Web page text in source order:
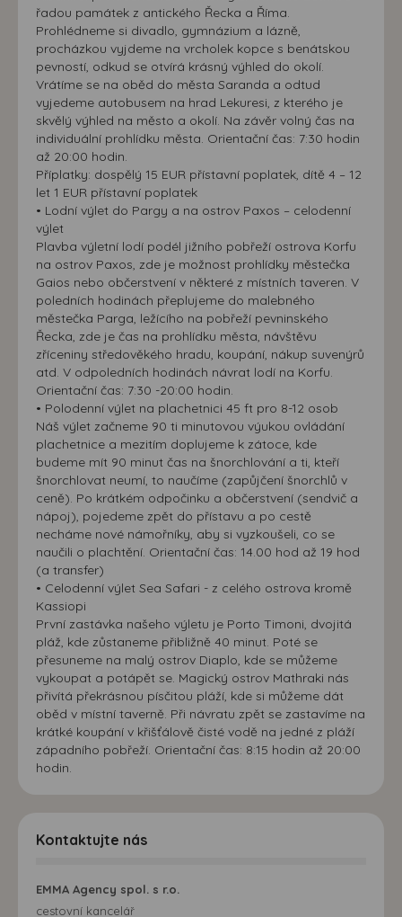
řadou památek z antického Řecka a Říma.
Prohlédneme si divadlo, gymnázium a lázně,
procházkou vyjdeme na vrcholek kopce s benátskou
pevností, odkud se otvírá krásný výhled do okolí.
Vrátíme se na oběd do města Saranda a odtud
vyjedeme autobusem na hrad Lekuresi, z kterého je
skvělý výhled na město a okolí. Na závěr volný čas na
individuální prohlídku města. Orientační čas: 7:30 hodin
až 20:00 hodin.
Příplatky: dospělý 15 EUR přístavní poplatek, dítě 4 – 12
let 1 EUR přístavní poplatek
• Lodní výlet do Pargy a na ostrov Paxos – celodenní
výlet
Plavba výletní lodí podél jižního pobřeží ostrova Korfu
na ostrov Paxos, zde je možnost prohlídky městečka
Gaios nebo občerstvení v některé z místních taveren. V
poledních hodinách přeplujeme do malebného
městečka Parga, ležícího na pobřeží pevninského
Řecka, zde je čas na prohlídku města, návštěvu
zříceniny středověkého hradu, koupání, nákup suvenýrů
atd. V odpoledních hodinách návrat lodí na Korfu.
Orientační čas: 7:30 -20:00 hodin.
• Polodenní výlet na plachetnici 45 ft pro 8-12 osob
Náš výlet začneme 90 ti minutovou výukou ovládání
plachetnice a mezitím doplujeme k zátoce, kde
budeme mít 90 minut čas na šnorchlování a ti, kteří
šnorchlovat neumí, to naučíme (zapůjčení šnorchlů v
ceně). Po krátkém odpočinku a občerstvení (sendvič a
nápoj), pojedeme zpět do přístavu a po cestě
necháme nové námořníky, aby si vyzkoušeli, co se
naučili o plachtění. Orientační čas: 14.00 hod až 19 hod
(a transfer)
• Celodenní výlet Sea Safari - z celého ostrova kromě
Kassiopi
První zastávka našeho výletu je Porto Timoni, dvojitá
pláž, kde zůstaneme přibližně 40 minut. Poté se
přesuneme na malý ostrov Diaplo, kde se můžeme
vykoupat a potápět se. Magický ostrov Mathraki nás
přivítá překrásnou písčitou pláží, kde si můžeme dát
oběd v místní taverně. Při návratu zpět se zastavíme na
krátké koupání v křišťálově čisté vodě na jedné z pláží
západního pobřeží. Orientační čas: 8:15 hodin až 20:00
hodin.
Kontaktujte nás
EMMA Agency spol. s r.o.
cestovní kancelář